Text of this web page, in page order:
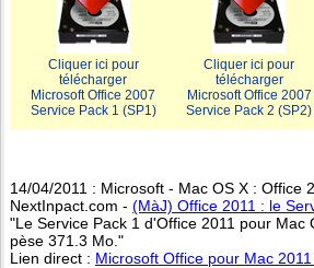
Cliquer ici pour
télécharger
Microsoft Office 2007
Service Pack 1 (SP1)
Cliquer ici pour
télécharger
Microsoft Office 2007
Service Pack 2 (SP2)
14/04/2011 : Microsoft - Mac OS X : Office
NextInpact.com - (MàJ) Office 2011 : le
"Le Service Pack 1 d'Office 2011 pour Mac
pèse 371.3 Mo."
Lien direct : Microsoft Office pour Mac